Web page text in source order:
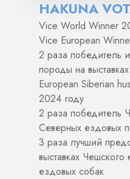
HAKUNA
Vice World Winner
Vice European
2 раза победитель
породы на
European Siberian
2024 году
2 раза победитель
Северных ездовых
3 раза лучший
выставках Чешского
ездовых собак